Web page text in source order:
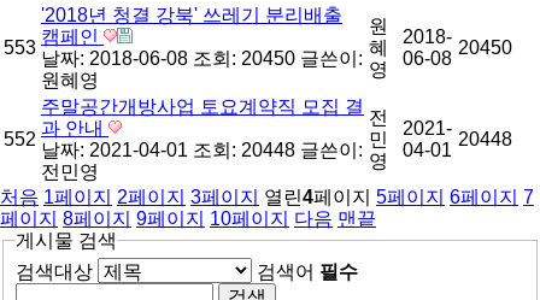
553
'2018년 청결 강북' 쓰레기 분리배출
캠페인
날짜: 2018-06-08 조회: 20450 글쓴이:
원혜영
원
혜
영
2018-
06-08
20450
552
주말공간개방사업 토요계약직 모집 결
과 안내
날짜: 2021-04-01 조회: 20448 글쓴이:
전민영
전
민
영
2021-
04-01
20448
처음 1페이지 2페이지 3페이지 열린4페이지 5페이지 6페이지 7
페이지 8페이지 9페이지 10페이지 다음 맨끝
게시물 검색
검색대상
검색어 필수